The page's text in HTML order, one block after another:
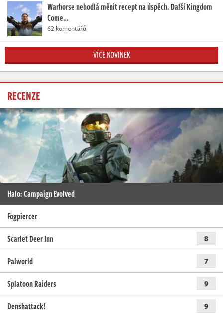
Warhorse nehodlá měnit recept na úspěch. Další Kingdom
Come…
62 komentářů
VÍCE NOVINEK
RECENZE
Halo: Campaign Evolved
Fogpiercer
Scarlet Deer Inn
8
Palworld 7
Splatoon Raiders 9
Denshattack! 9